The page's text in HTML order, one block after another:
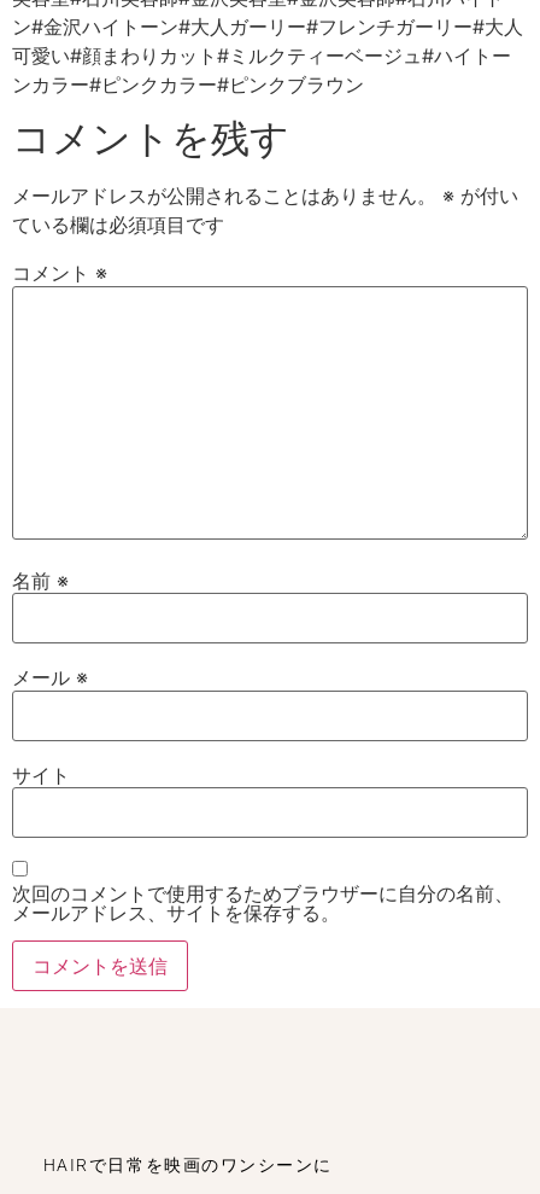
ン#金沢ハイトーン#大人ガーリー#フレンチガーリー#大人
可愛い#顔まわりカット#ミルクティーベージュ#ハイトー
ンカラー#ピンクカラー#ピンクブラウン
コメントを残す
メールアドレスが公開されることはありません。 ※ が付い
ている欄は必須項目です
コメント ※
名前 ※
メール ※
サイト
次回のコメントで使用するためブラウザーに自分の名前、
メールアドレス、サイトを保存する。
HAIRで日常を映画のワンシーンに